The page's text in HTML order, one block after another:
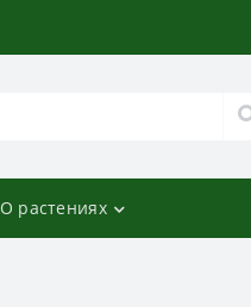
О растениях